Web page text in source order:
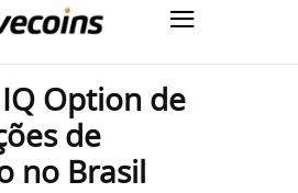
Option de
de
no Brasil